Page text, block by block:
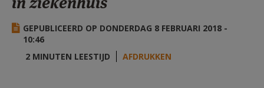
AANMELDEN OF REGISTREREN
GEPUBLICEERD OP DONDERDAG 8 FEBRUARI 2018 -
10:46
2 MINUTEN LEESTIJD
AFDRUKKEN